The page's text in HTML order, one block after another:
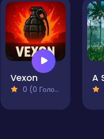
Vexon
0 (0 Голосів)